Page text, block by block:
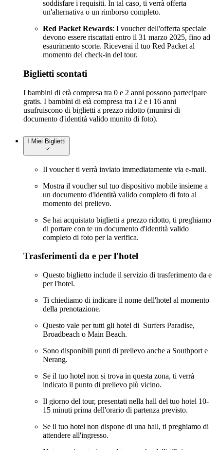
soddisfare i requisiti. In tal caso, ti verrà offerta
un'alternativa o un rimborso completo.
Red Packet Rewards: I voucher dell'offerta speciale
devono essere riscattati entro il 31 marzo 2025, fino ad
esaurimento scorte. Riceverai il tuo Red Packet al
momento del check-in del tour.
Biglietti scontati
I bambini di età compresa tra 0 e 2 anni possono partecipare
gratis. I bambini di età compresa tra i 2 e i 16 anni
usufruiscono di biglietti a prezzo ridotto (munirsi di
documento d'identità valido munito di foto).
I Miei Biglietti
Il voucher ti verrà inviato immediatamente via e-mail.
Mostra il voucher sul tuo dispositivo mobile insieme a
un documento d'identità valido completo di foto al
momento del prelievo.
Se hai acquistato biglietti a prezzo ridotto, ti preghiamo
di portare con te un documento d'identità valido
completo di foto per la verifica.
Trasferimenti da e per l'hotel
Questo biglietto include il servizio di trasferimento da e
per l'hotel.
Ti chiediamo di indicare il nome dell'hotel al momento
della prenotazione.
Questo vale per tutti gli hotel di Surfers Paradise,
Broadbeach o Main Beach.
Sono disponibili punti di prelievo anche a Southport e
Nerang.
Se il tuo hotel non si trova in questa zona, ti verrà
indicato il punto di prelievo più vicino.
Il giorno del tour, presentati nella hall del tuo hotel 10-
15 minuti prima dell'orario di partenza previsto.
Se il tuo hotel non dispone di una hall, ti preghiamo di
attendere all'ingresso.